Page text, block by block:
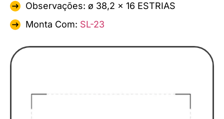
Observações: ø 38,2 x 16 ESTRIAS
Monta Com: SL-23